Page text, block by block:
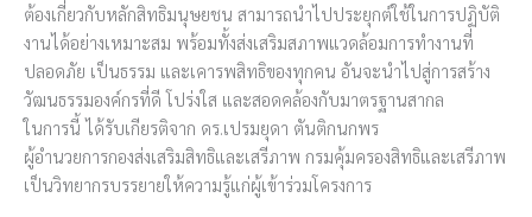
ต้องเกี่ยวกับหลักสิทธิมนุษยชน สามารถนำไปประยุกต์ใช้ในการปฏิบัติ
งานได้อย่างเหมาะสม พร้อมทั้งส่งเสริมสภาพแวดล้อมการทำงานที่
ปลอดภัย เป็นธรรม และเคารพสิทธิของทุกคน อันจะนำไปสู่การสร้าง
วัฒนธรรมองค์กรที่ดี โปร่งใส และสอดคล้องกับมาตรฐานสากล
ในการนี้ ได้รับเกียรติจาก ดร.เปรมยุดา ตันติกนกพร
ผู้อำนวยการกองส่งเสริมสิทธิและเสรีภาพ กรมคุ้มครองสิทธิและเสรีภาพ
เป็นวิทยากรบรรยายให้ความรู้แก่ผู้เข้าร่วมโครงการ